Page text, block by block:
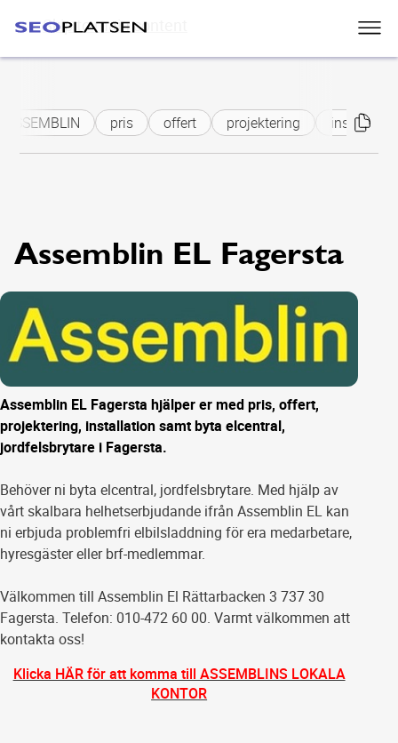
Skip to main content
ASSEMBLIN pris offert projektering installation
Assemblin EL Fagersta
Assemblin EL Fagersta hjälper er med pris, offert,
projektering, installation samt byta elcentral,
jordfelsbrytare i Fagersta.
Behöver ni byta elcentral, jordfelsbrytare. Med hjälp av
vårt skalbara helhetserbjudande ifrån Assemblin EL kan
ni erbjuda problemfri elbilsladdning för era medarbetare,
hyresgäster eller brf-medlemmar.
Välkommen till Assemblin El Rättarbacken 3 737 30
Fagersta. Telefon: 010-472 60 00. Varmt välkommen att
kontakta oss!
Klicka HÄR för att komma till ASSEMBLINS LOKALA
KONTOR